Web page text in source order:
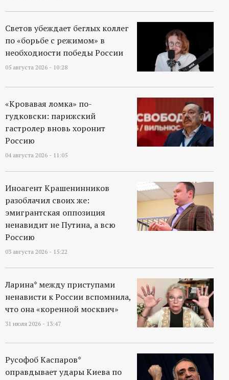
н
н
ы
й
п
о
р
т
а
л
Светов убеждает беглых коллег
по «борьбе с режимом» в
необходиости победы России
05 августа 2026 - 10:28
«Кровавая ломка» по-
гудковски: парижский
гастролер вновь хоронит
Россию
04 августа 2026 - 11:05
Иноагент Крашенинников
разоблачил своих же:
эмигрантская оппозиция
ненавидит не Путина, а всю
Россию
03 августа 2026 - 15:22
Ларина* между приступами
ненависти к России вспомнила,
что она «коренной москвич»
31 июля 2026 - 13:47
Русофоб Каспаров*
оправдывает удары Киева по